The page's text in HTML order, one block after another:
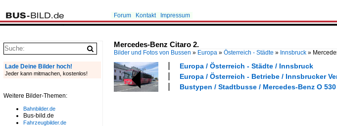
Forum Kontakt Impressum
Mercedes-Benz Citaro 2.
Bilder und Fotos von Bussen » Europa » Österreich - Städte » Innsbruck »
Europa / Österreich - Städte / Innsbruck
Europa / Österreich - Betriebe / Innsbrucker
Bustypen / Stadtbusse / Mercedes-Benz O
Lade Deine Bilder hoch!
Jeder kann mitmachen, kostenlos!
Weitere Bilder-Themen:
Bahnbilder.de
Bus-bild.de
Fahrzeugbilder.de